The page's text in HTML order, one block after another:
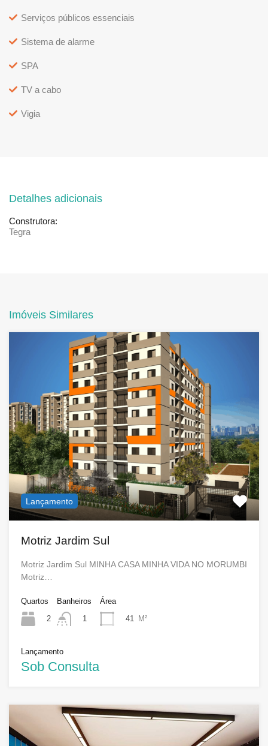
Serviços públicos essenciais
Sistema de alarme
SPA
TV a cabo
Vigia
Detalhes adicionais
Construtora:
Tegra
Imóveis Similares
Lançamento
Motriz Jardim Sul
Motriz Jardim Sul MINHA CASA MINHA VIDA NO MORUMBI
Motriz…
Quartos
2
Banheiros
1
Área
41
M²
Lançamento
Sob Consulta